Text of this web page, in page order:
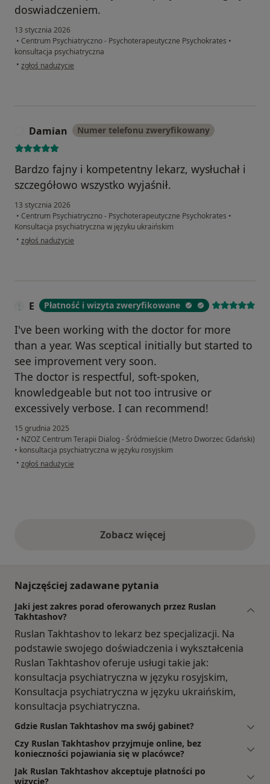
doswiadczeniem.
13 stycznia 2026
• Centrum Psychiatryczno - Psychoterapeutyczne Psychokrates •
konsultacja psychiatryczna
• w opinii użytkownika KK
zgłoś nadużycie
Damian Numer telefonu zweryfikowany
Bardzo fajny i kompetentny lekarz, wysłuchał i
szczegółowo wszystko wyjaśnił.
13 stycznia 2026
• Centrum Psychiatryczno - Psychoterapeutyczne Psychokrates •
Konsultacja psychiatryczna w języku ukraińskim
• w opinii użytkownika Damian
zgłoś nadużycie
E Płatność i wizyta zweryfikowane
I've been working with the doctor for more
than a year. Was sceptical initially but started to
see improvement very soon.
The doctor is respectful, soft-spoken,
knowledgeable but not too intrusive or
excessively verbose. I can recommend!
15 grudnia 2025
• NZOZ Centrum Terapii Dialog - Śródmieście (Metro Dworzec Gdański)
• konsultacja psychiatryczna w języku rosyjskim
• w opinii użytkownika E
zgłoś nadużycie
Zobacz więcejopinie powyżej
Najczęściej zadawane pytania
Jaki jest zakres porad oferowanych przez Ruslan
Takhtashov?
Ruslan Takhtashov to lekarz bez specjalizacji. Na
podstawie swojego doświadczenia i wykształcenia
Ruslan Takhtashov oferuje usługi takie jak:
konsultacja psychiatryczna w języku rosyjskim,
Konsultacja psychiatryczna w języku ukraińskim,
konsultacja psychiatryczna.
Gdzie Ruslan Takhtashov ma swój gabinet?
Czy Ruslan Takhtashov przyjmuje online, bez
konieczności pojawiania się w placówce?
Jak Ruslan Takhtashov akceptuje płatności po
wizycie?